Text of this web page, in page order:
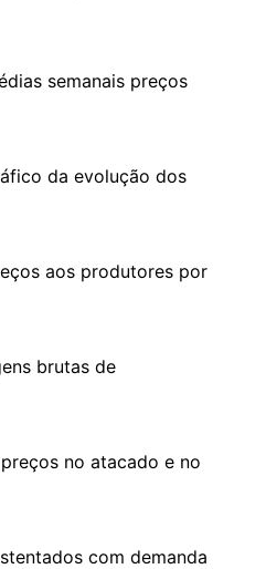
semanais preços
da evolução dos
aos produtores por
brutas de
no atacado e no
com demanda